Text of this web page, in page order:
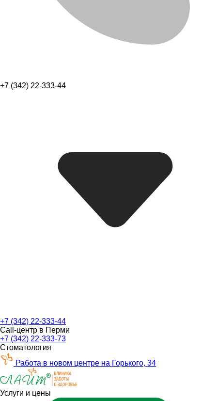
+7 (342) 22-333-44
+7 (342) 22-333-44
Call-центр в Перми
+7 (342) 22-333-73
Стоматология
Работа в новом центре на Горького, 34
Услуги и цены